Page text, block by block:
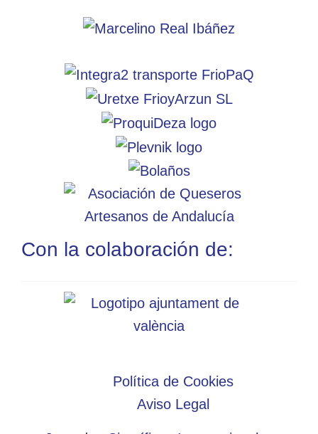
Con la colaboración de:
Política de Cookies
Aviso Legal